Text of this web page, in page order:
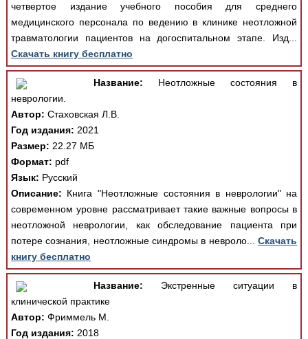
четвертое издание учебного пособия для среднего
медицинского персонала по ведению в клинике неотложной
травматологии пациентов на догоспитальном этапе. Изд...
Скачать книгу бесплатно
Название: Неотложные состояния в
неврологии.
Автор: Стаховская Л.В.
Год издания: 2021
Размер: 22.27 МБ
Формат: pdf
Язык: Русский
Описание: Книга "Неотложные состояния в неврологии" на
современном уровне рассматривает такие важные вопросы в
неотложной неврологии, как обследование пациента при
потере сознания, неотложные синдромы в невроло...Скачать
книгу бесплатно
Название: Экстренные ситуации в
клинической практике
Автор: Фриммель М.
Год издания: 2018